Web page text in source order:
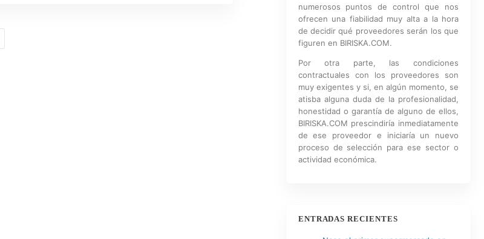
numerosos puntos de control que nos
ofrecen una fiabilidad muy alta a la hora
de decidir qué proveedores serán los que
figuren en BIRISKA.COM.
Por otra parte, las condiciones
contractuales con los proveedores son
muy exigentes y si, en algún momento, se
atisba alguna duda de la profesionalidad,
honestidad o garantía de alguno de ellos,
BIRISKA.COM prescindiría inmediatamente
de ese proveedor e iniciaría un nuevo
proceso de selección para ese sector o
actividad económica.
ENTRADAS RECIENTES